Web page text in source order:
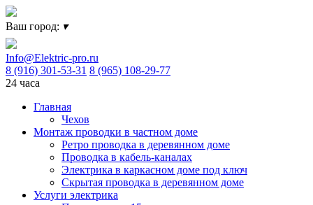
Ваш город: ▾
Info@Elektric-pro.ru
8 (916) 301-53-31 8 (965) 108-29-77
24 часа
Главная
Чехов
Монтаж проводки в частном доме
Ретро проводка в деревянном доме
Проводка в кабель-каналах
Электрика в каркасном доме под ключ
Скрытая проводка в деревянном доме
Услуги электрика